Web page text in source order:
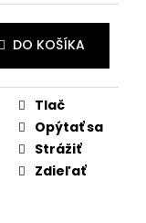
DO KOŠÍKA
Tlač
Opýtať sa
Strážiť
Zdieľať